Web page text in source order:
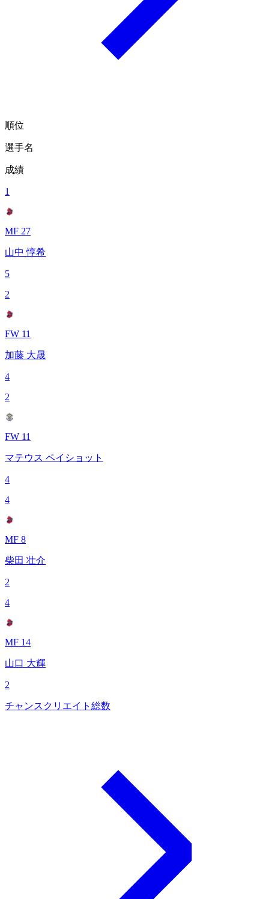
順位
選手名
成績
1
MF 27
山中 惇希
5
2
FW 11
加藤 大晟
4
2
FW 11
マテウス ペイショット
4
4
MF 8
柴田 壮介
2
4
MF 14
山口 大輝
2
チャンスクリエイト総数